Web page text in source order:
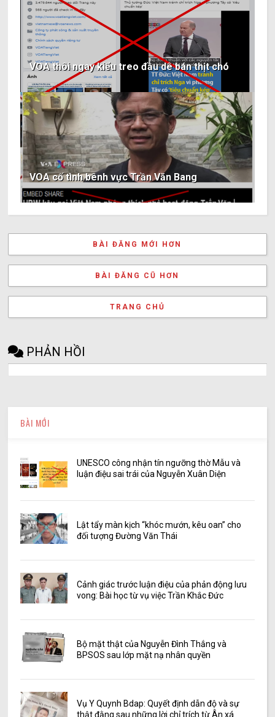
VOA thôi ngay kiểu treo đầu dê bán thịt chó
VOA cố tình bênh vực Trần Văn Bang
BÀI ĐĂNG MỚI HƠN
BÀI ĐĂNG CŨ HƠN
TRANG CHỦ
PHẢN HỒI
BÀI MỚI
UNESCO công nhận tín ngưỡng thờ Mẫu và
luận điệu sai trái của Nguyễn Xuân Diện
Lật tẩy màn kịch “khóc mướn, kêu oan” cho
đối tượng Đường Văn Thái
Cảnh giác trước luận điệu của phản động lưu
vong: Bài học từ vụ việc Trần Khắc Đức
Bộ mặt thật của Nguyễn Đình Thắng và
BPSOS sau lớp mặt nạ nhân quyền
Vụ Y Quynh Bdap: Quyết định dẫn độ và sự
thật đằng sau những lời chỉ trích từ Ân xá